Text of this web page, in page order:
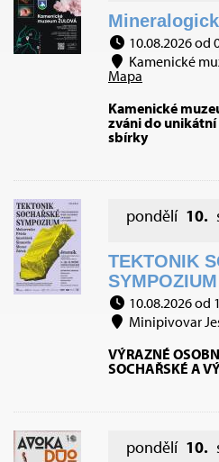
10.08.2026 od
Kamenické
Mapa
Kamenické
zváni do
sbírky
pondělí 10.
TEKTONIK
10.08.2026 od
Minipivovar
VÝRAZNÉ
SOCHAŘSKÉ A
pondělí 10.